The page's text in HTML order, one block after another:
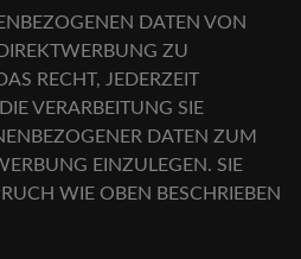
DATEN VON
ZU
RECHT, JEDERZEIT
VERARBEITUNG SIE
DATEN ZUM
EINZULEGEN. SIE
WIE OBEN BESCHRIEBEN